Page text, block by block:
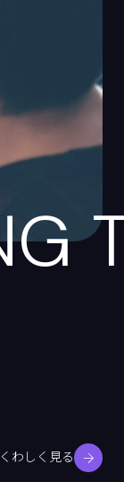
くわしく見る